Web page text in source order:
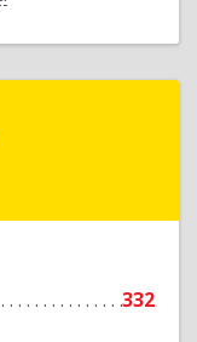
332
Информ
р-н,
Подробнее